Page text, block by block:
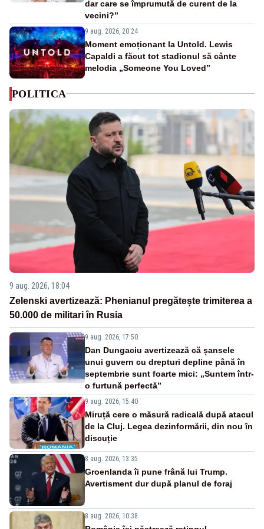
dar care se împrumută de curent de la
vecini?”
9 aug. 2026, 20:24
Moment emoționant la Untold. Lewis
Capaldi a făcut tot stadionul să cânte
melodia „Someone You Loved”
POLITICA
9 aug. 2026, 18:04
Zelenski avertizează: Phenianul pregătește trimiterea a
50.000 de militari în Rusia
9 aug. 2026, 17:50
Dan Dungaciu avertizează că șansele
unui guvern cu drepturi depline până în
septembrie sunt foarte mici: „Suntem într-
o furtună perfectă”
9 aug. 2026, 15:40
Miruță cere o măsură radicală după atacul
de la Cluj. Legea dezinformării, din nou în
discuție
8 aug. 2026, 13:35
Groenlanda îi pune frână lui Trump.
Avertisment dur după planul de foraj
8 aug. 2026, 10:38